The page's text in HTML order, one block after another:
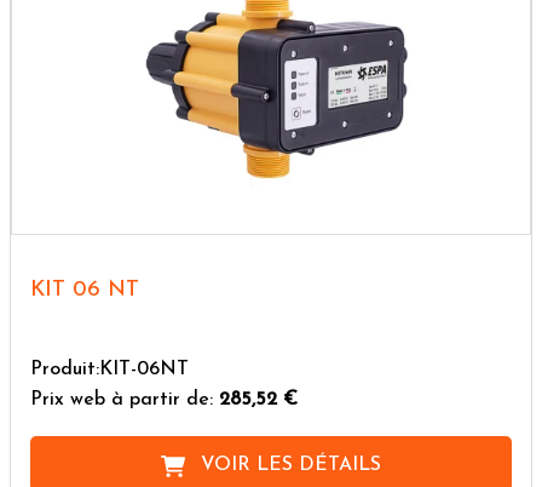
KIT 06 NT
Produit:KIT-06NT
Prix web à partir de: 285,52 €
VOIR LES DÉTAILS